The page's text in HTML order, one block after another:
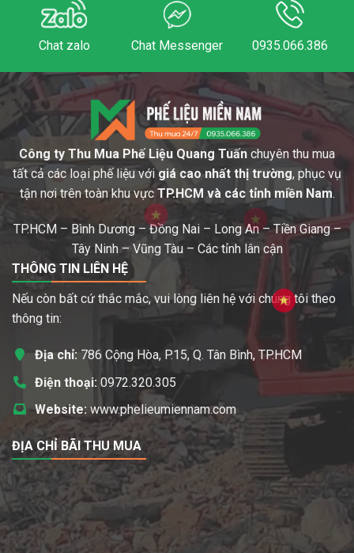
Chat zalo Chat Messenger 0935.066.386
Công ty Thu Mua Phế Liệu Quang Tuấn chuyên thu mua
tất cả các loại phế liệu vớigiá cao nhất thị trường, phục vụ
tận nơi trên toàn khu vực TP.HCM và các tỉnh miền Nam.
TP.HCM – Bình Dương – Đồng Nai – Long An – Tiền Giang –
Tây Ninh – Vũng Tàu – Các tỉnh lân cận
THÔNG TIN LIÊN HỆ
Nếu còn bất cứ thắc mắc, vui lòng liên hệ với chúng tôi theo
thông tin:
Địa chỉ: 786 Cộng Hòa, P.15, Q. Tân Bình, TP.HCM
Điện thoại: 0972.320.305
Website: www.phelieumiennam.com
ĐỊA CHỈ BÃI THU MUA